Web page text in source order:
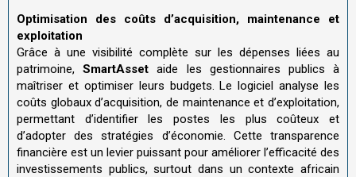
Optimisation des coûts d’acquisition, maintenance et
exploitation
Grâce à une visibilité complète sur les dépenses liées au
patrimoine,SmartAssetaide les gestionnaires publics à
maîtriser et optimiser leurs budgets. Le logiciel analyse les
coûts globaux d’acquisition, de maintenance et d’exploitation,
permettant d’identifier les postes les plus coûteux et
d’adopter des stratégies d’économie. Cette transparence
financière est un levier puissant pour améliorer l’efficacité des
investissements publics, surtout dans un contexte africain